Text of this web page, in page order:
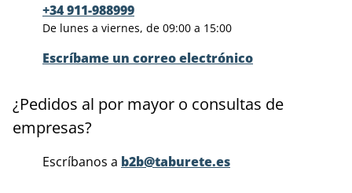
+34 911-988999
De lunes a viernes, de 09:00 a 15:00
Escríbame un correo electrónico
¿Pedidos al por mayor o consultas de
empresas?
Escríbanos a b2b@taburete.es